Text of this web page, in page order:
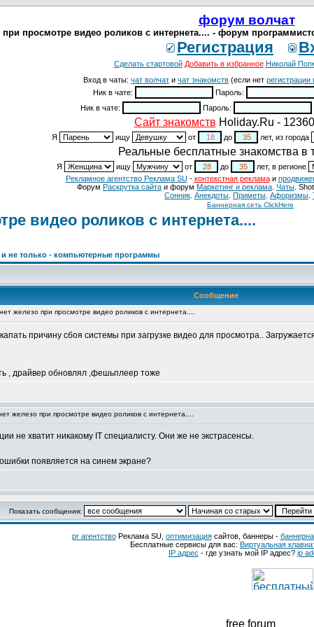
форум волчат
при просмотре видео роликов с интернета.... - форум
Регистрация
Сделать стартовой Добавить в избранное Николай
Вход в чаты: чат волчат и чат знакомств (если нет регистрации
Ник в чате:
Пароль:
Ник в чате:
Пароль:
Cайт знакомств Holiday.Ru -
Я ищу от до лет, из города
Реальные бесплатные знакомства в
Я ищу от до
лет, в регионе
Рекламное агентство Реклама SU- контекстная рекламаи
Форум Раскрутка сайта и форум Маркетинг и реклама Чаты .
Сонник Анекдоты Приметы Aфоризмы
Баннерная сеть ClickHere
видео роликов с интернета....
не только - компьютерные программы
Сообщение
железо при просмотре видео роликов с интернета....
причину сбоя системы при загрузке видео для просмотра..
, драйвер обновлял ,фешьплеер тоже
железо при просмотре видео роликов с интернета....
не хватит никакому IT специалисту. Они же не экстрасенсы.
появляется на синем экране?
Показать сообщения:
pr агентствоРеклама SU, оптимизациясайтов, баннеры -
Бесплатные сервисы для вас: Виртуальная
IP адрес - где узнать мой IP адрес? ip
free forum